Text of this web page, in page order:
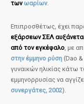
των ωαρίων.
Επιπροσθέτως, έχει
εξάρσεων ΣΕΛ
από τον εγκέφαλο, με
στην έμμηνο ρύση (Dao
γυναικών ηλικίας κάτω
εμμηνορρυσίας να
συνεργάτες, 2002).